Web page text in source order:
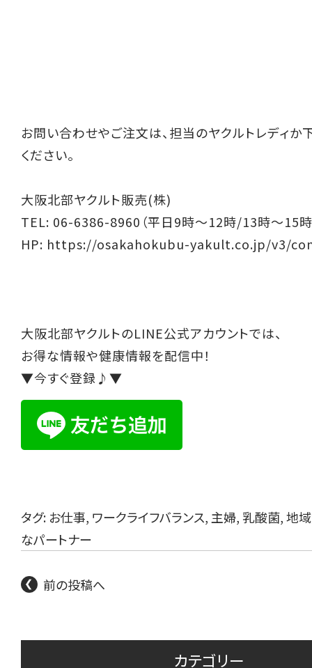
お問い合わせやご注文は、担当のヤクルトレディか
ください。
大阪北部ヤクルト販売(株)
TEL: 06-6386-8960（平日9時～12時/13時～15時
HP: https://osakahokubu-yakult.co.jp/v3/
大阪北部ヤクルトのLINE公式アカウントでは、
お得な情報や健康情報を配信中！
▼今すぐ登録♪▼
タグ: お仕事, ワークライフバランス, 主婦, 乳酸菌,地
なパートナー
前の投稿へ
カテゴリー